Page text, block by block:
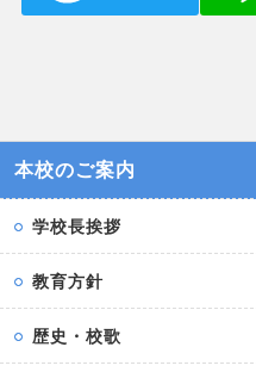
本校のご案内
学校長挨拶
教育方針
歴史・校歌